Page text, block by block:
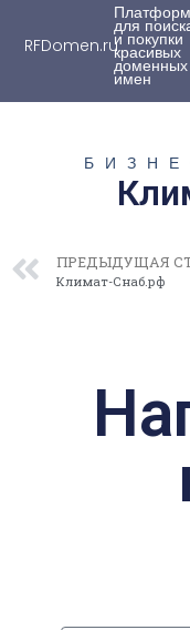
RFDomen.ru
для
и покупки
красивых
доменных
имен
ПРЕДЫДУЩАЯ
Климат-Снаб.рф